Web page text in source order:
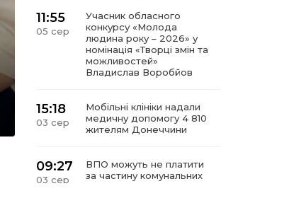
11:55
05 сер
Учасник обласного
конкурсу «Молода
людина року – 2026» у
номінація «Творці змін та
можливостей»
Владислав Воробйов
15:18
03 сер
Мобільні клініки надали
медичну допомогу 4 810
жителям Донеччини
09:27
03 сер
ВПО можуть не платити
за частину комунальних